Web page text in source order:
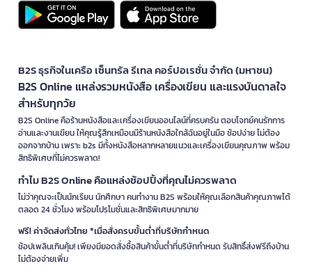
B2S ธุรกิจในเครือ เซ็นทรัล รีเทล คอร์ปอเรชั่น จำกัด (มหาชน)
B2S Online แหล่งรวมหนังสือ เครื่องเขียน และแรงบันดาลใจ
สำหรับทุกวัย
B2S Online คือร้านหนังสือและเครื่องเขียนออนไลน์ที่ครบครัน ตอบโจทย์คนรักการ
อ่านและงานเขียน ให้คุณรู้สึกเหมือนมีร้านหนังสือใกล้ฉันอยู่ในมือ ช้อปง่าย ไม่ต้อง
ออกจากบ้าน เพราะ b2s มีทั้งหนังสือหลากหลายแนวและเครื่องเขียนคุณภาพ พร้อม
สิทธิพิเศษที่ไม่ควรพลาด!
ทำไม B2S Online คือแหล่งช้อปปิ้งที่คุณไม่ควรพลาด
ไม่ว่าคุณจะเป็นนักเรียน นักศึกษา คนทำงาน B2S พร้อมให้คุณเลือกสินค้าคุณภาพได้
ตลอด 24 ชั่วโมง พร้อมโปรโมชั่นและสิทธิพิเศษมากมาย
ฟรี! ค่าจัดส่งทั่วไทย *เมื่อสั่งครบขั้นต่ำที่บริษัทกำหนด
ช้อปเพลินเกินคุ้ม! เพียงมียอดสั่งซื้อสินค้าขั้นต่ำที่บริษัทกำหนด รับสิทธิ์ส่งฟรีถึงบ้าน
ไม่ต้องจ่ายเพิ่ม